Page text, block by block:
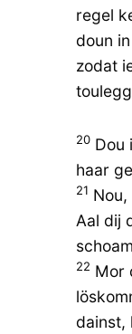
regel
doun
zodat
20Dou
haar
21
Aal dij
22 Mor
dainst,